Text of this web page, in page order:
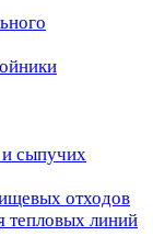
сыпучих
отходов
тепловых линий